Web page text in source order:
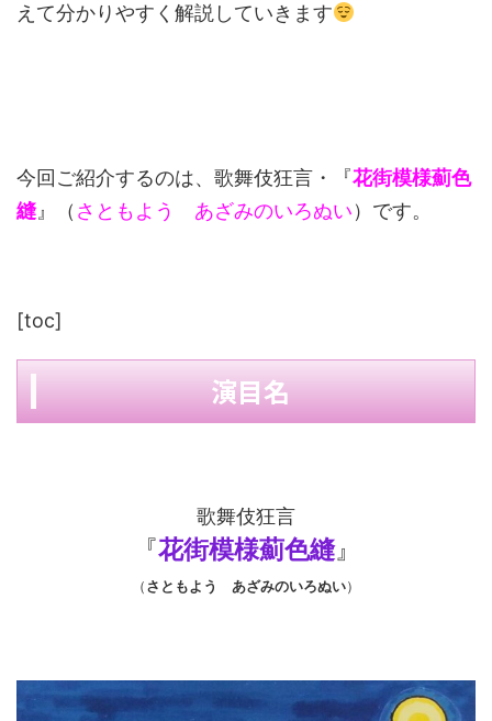
えて分かりやすく解説していきます
今回ご紹介するのは、歌舞伎狂言・『花街模様薊色
縫』（ さともよう あざみのいろぬい）です。
[toc]
演目名
歌舞伎狂言
『花街模様薊色縫』
（ さともよう あざみのいろぬい）